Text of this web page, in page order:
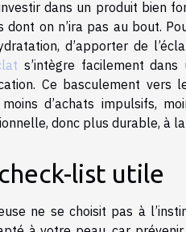
dans un produit bien
dont on n’ira pas au bout.
d’apporter de
s’intègre facilement
Ce basculement vers
d’achats impulsifs,
donc plus durable, à
list utile
ne se choisit pas à